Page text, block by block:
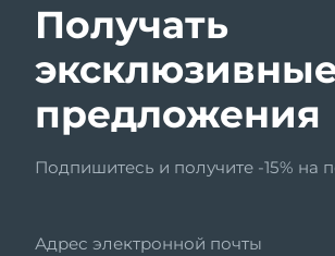
Получать
предложения
Подпишитесь и получите -15% на
Адрес электронной почты